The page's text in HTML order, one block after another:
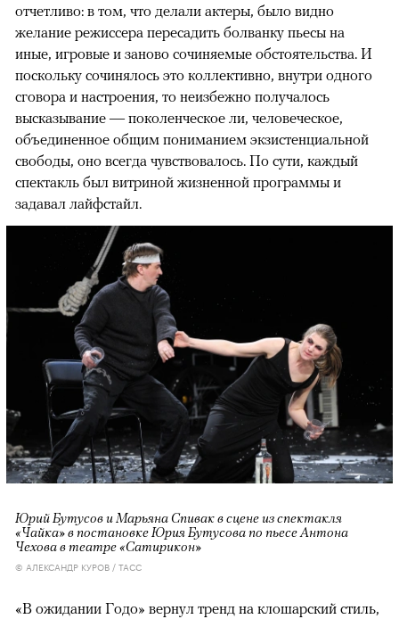
отчетливо: в том, что делали актеры, было видно
желание режиссера пересадить болванку пьесы на
иные, игровые и заново сочиняемые обстоятельства. И
поскольку сочинялось это коллективно, внутри одного
сговора и настроения, то неизбежно получалось
высказывание — поколенческое ли, человеческое,
объединенное общим пониманием экзистенциальной
свободы, оно всегда чувствовалось. По сути, каждый
спектакль был витриной жизненной программы и
задавал лайфстайл.
Юрий Бутусов и Марьяна Спивак в сцене из спектакля
«Чайка» в постановке Юрия Бутусова по пьесе Антона
Чехова в театре «Сатирикон»
© АЛЕКСАНДР КУРОВ / ТАСС
«В ожидании Годо» вернул тренд на клошарский стиль,